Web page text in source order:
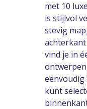
met 10
is stijlvol
stevig
vind je in
kunt